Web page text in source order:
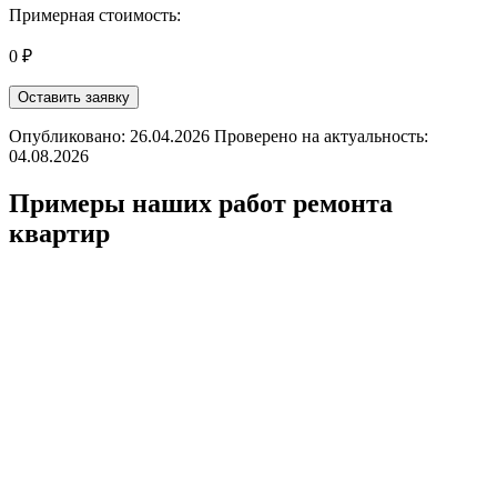
Примерная стоимость:
0 ₽
Оставить заявку
Опубликовано: 26.04.2026 Проверено на актуальность:
04.08.2026
Примеры наших работ ремонта
квартир